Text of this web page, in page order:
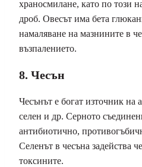
храносмилане, като по този
дроб. Овесът има бета
намаляване на мазнините в
възпалението.
8. Чесън
Чесънът е богат източник
селен и др. Серното
антибиотично,
Селенът в чесъна задейства
токсините.